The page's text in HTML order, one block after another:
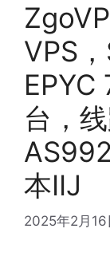
VPS
EPYC
台，
本IIJ
2025年2月16